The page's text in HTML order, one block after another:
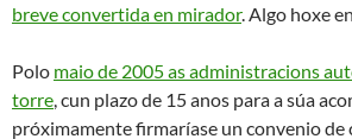
breve convertida en mirador. Algo hoxe
Polo maio de 2005 as administracions
torre, cun plazo de 15 anos para a súa
próximamente firmaríase un convenio de